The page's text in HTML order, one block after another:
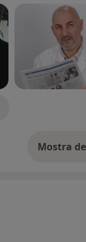
Mostra